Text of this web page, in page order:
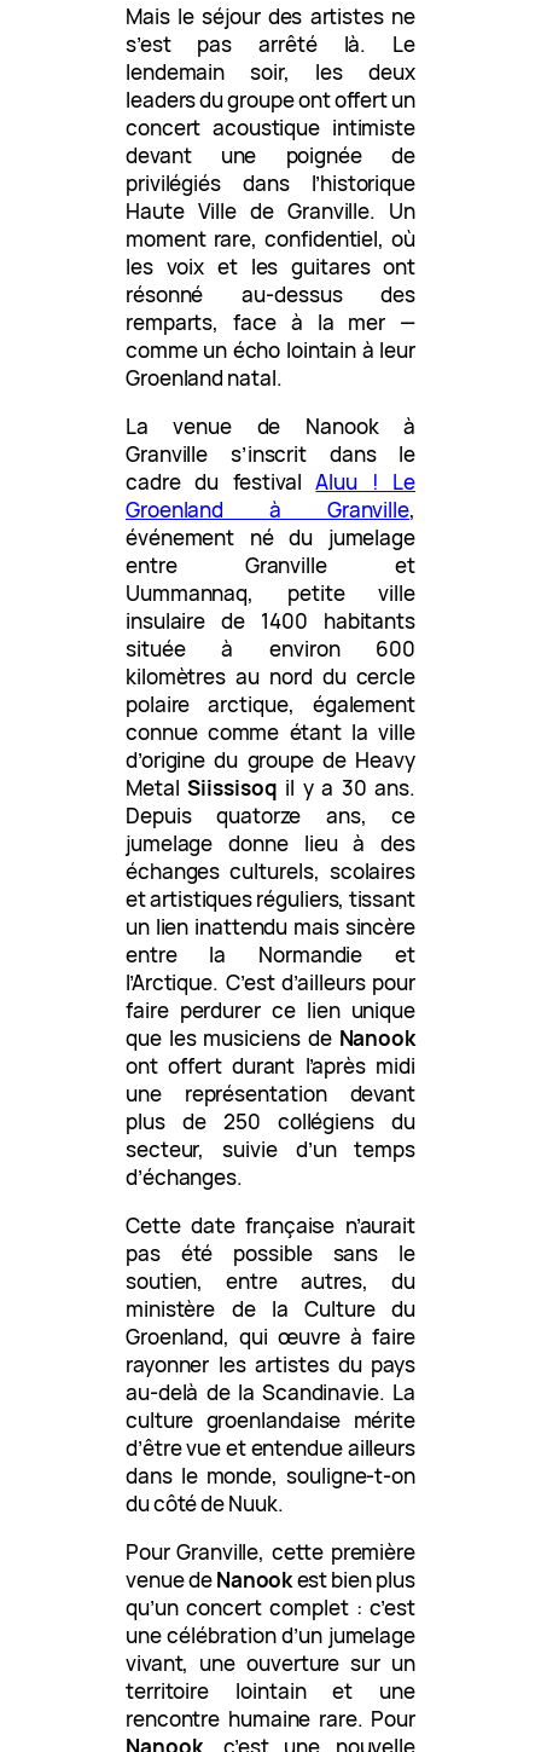
Mais le séjour des artistes ne
s’est pas arrêté là. Le
lendemain soir, les deux
leaders du groupe ont offert un
concert acoustique intimiste
devant une poignée de
privilégiés dans l’historique
Haute Ville de Granville. Un
moment rare, confidentiel, où
les voix et les guitares ont
résonné au-dessus des
remparts, face à la mer —
comme un écho lointain à leur
Groenland natal.
La venue de Nanook à
Granville s’inscrit dans le
cadre du festivalAluu ! Le
Groenland à Granville,
événement né du jumelage
entre Granville et
Uummannaq, petite ville
insulaire de 1400 habitants
située à environ 600
kilomètres au nord du cercle
polaire arctique, également
connue comme étant la ville
d’origine du groupe de Heavy
MetalSiissisoq il y a 30 ans.
Depuis quatorze ans, ce
jumelage donne lieu à des
échanges culturels, scolaires
et artistiques réguliers, tissant
un lien inattendu mais sincère
entre la Normandie et
l’Arctique. C’est d’ailleurs pour
faire perdurer ce lien unique
que les musiciens de Nanook
ont offert durant l’après midi
une représentation devant
plus de 250 collégiens du
secteur, suivie d’un temps
d’échanges.
Cette date française n’aurait
pas été possible sans le
soutien, entre autres, du
ministère de la Culture du
Groenland, qui œuvre à faire
rayonner les artistes du pays
au-delà de la Scandinavie. La
culture groenlandaise mérite
d’être vue et entendue ailleurs
dans le monde, souligne-t-on
du côté de Nuuk.
Pour Granville, cette première
venue deNanookest bien plus
qu’un concert complet : c’est
une célébration d’un jumelage
vivant, une ouverture sur un
territoire lointain et une
rencontre humaine rare. Pour